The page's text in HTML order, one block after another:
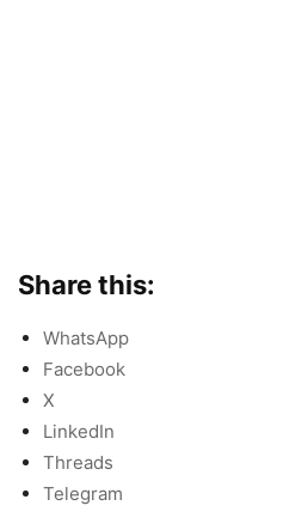
Share this:
WhatsApp
Facebook
X
LinkedIn
Threads
Telegram